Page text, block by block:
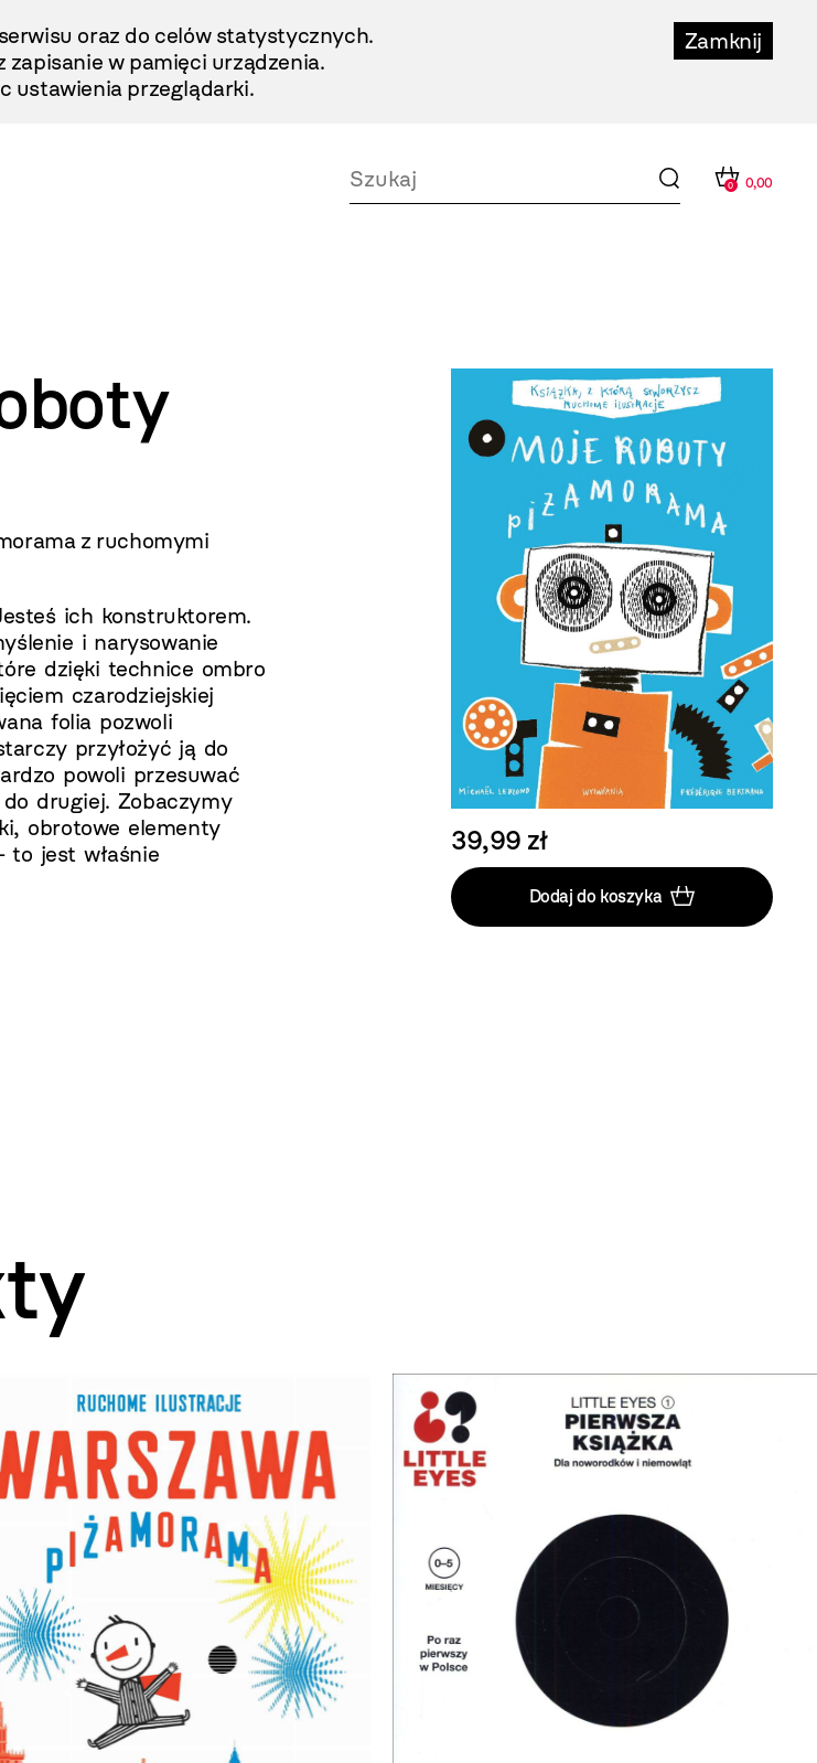
Zamknij
oraz do celów statystycznych.
zapisanie w pamięci urządzenia.
ustawienia przeglądarki.
0 0,00
z ruchomymi
ich konstruktorem.
i narysowanie
dzięki technice ombro
czarodziejskiej
folia pozwoli
przyłożyć ją do
powoli przesuwać
drugiej. Zobaczymy
obrotowe elementy
to jest właśnie
39,99 zł
Dodaj do koszyka